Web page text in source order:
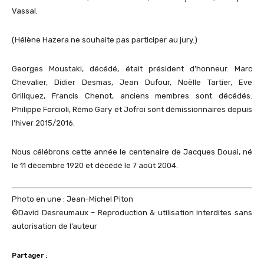
Vassal.
(Hélène Hazera ne souhaite pas participer au jury.)
Georges Moustaki, décédé, était président d’honneur. Marc
Chevalier, Didier Desmas, Jean Dufour, Noëlle Tartier, Eve
Griliquez, Francis Chenot, anciens membres sont décédés.
Philippe Forcioli, Rémo Gary et Jofroi sont démissionnaires depuis
l’hiver 2015/2016.
Nous célébrons cette année le centenaire de Jacques Douai, né
le 11 décembre 1920 et décédé le 7 août 2004.
Photo en une : Jean-Michel Piton
©David Desreumaux – Reproduction & utilisation interdites sans
autorisation de l’auteur
Partager :